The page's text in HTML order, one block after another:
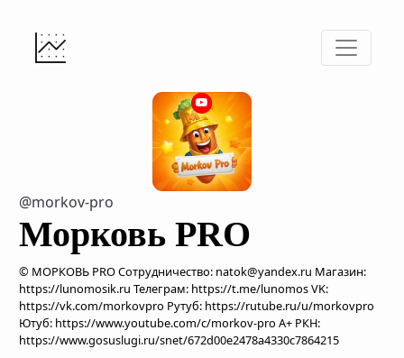
@morkov-pro
Морковь PRO
© МОРКОВЬ PRO Сотрудничество: natok@yandex.ru Магазин:
https://lunomosik.ru Телеграм: https://t.me/lunomos VK:
https://vk.com/morkovpro Рутуб: https://rutube.ru/u/morkovpro
Ютуб: https://www.youtube.com/c/morkov-pro А+ РКН:
https://www.gosuslugi.ru/snet/672d00e2478a4330c7864215